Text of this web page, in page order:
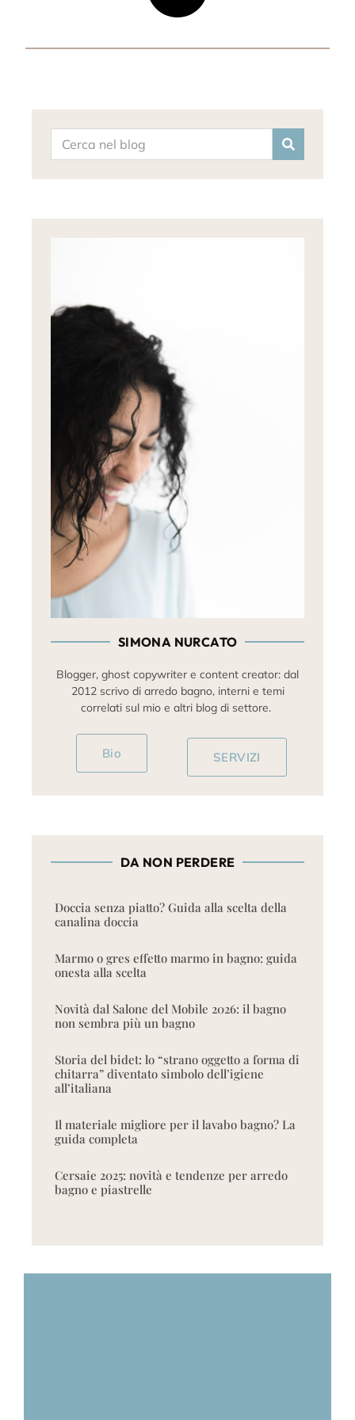
SIMONA NURCATO
Blogger, ghost copywriter e content creator: dal
2012 scrivo di arredo bagno, interni e temi
correlati sul mio e altri blog di settore.
Bio SERVIZI
DA NON PERDERE
Doccia senza piatto? Guida alla scelta della
canalina doccia
Marmo o gres effetto marmo in bagno: guida
onesta alla scelta
Novità dal Salone del Mobile 2026: il bagno
non sembra più un bagno
Storia del bidet: lo “strano oggetto a forma di
chitarra” diventato simbolo dell’igiene
all’italiana
Il materiale migliore per il lavabo bagno? La
guida completa
Cersaie 2025: novità e tendenze per arredo
bagno e piastrelle